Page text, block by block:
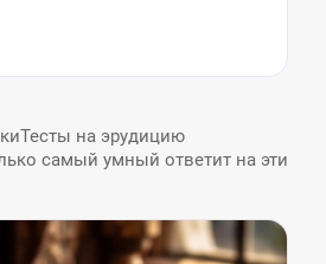
Тесты на эрудицию
самый умный ответит на эти